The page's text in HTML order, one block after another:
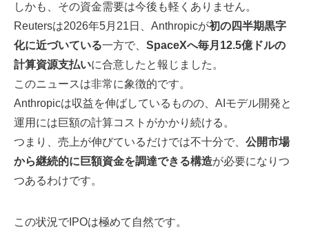
しかも、その資金需要は今後も軽くありません。
Reutersは2026年5月21日、Anthropicが初の四半期黒字
化に近づいている一方で、 SpaceXへ毎月12.5億ドルの
計算資源支払いに合意したと報じました。
このニュースは非常に象徴的です。
Anthropicは収益を伸ばしているものの、AIモデル開発と
運用には巨額の計算コストがかかり続ける。
つまり、売上が伸びているだけでは不十分で、 公開市場
から継続的に巨額資金を調達できる構造が必要になりつ
つあるわけです。
この状況でIPOは極めて自然です。